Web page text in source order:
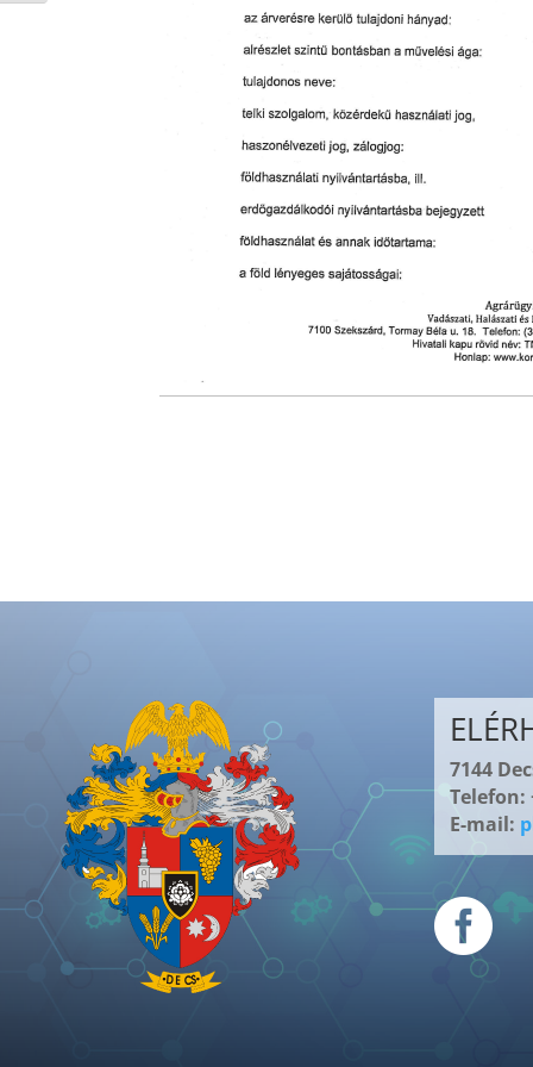
7144
Telefon:
E-mail:
